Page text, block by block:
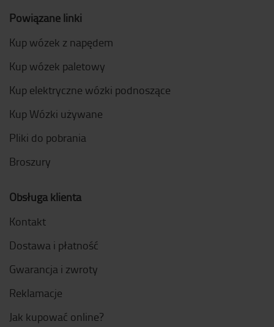
Powiązane linki
Kup wózek z napędem
Kup wózek paletowy
Kup elektryczne wózki podnoszące
Kup Wózki używane
Pliki do pobrania
Broszury
Obsługa klienta
Kontakt
Dostawa i płatność
Gwarancja i zwroty
Reklamacje
Jak kupować online?